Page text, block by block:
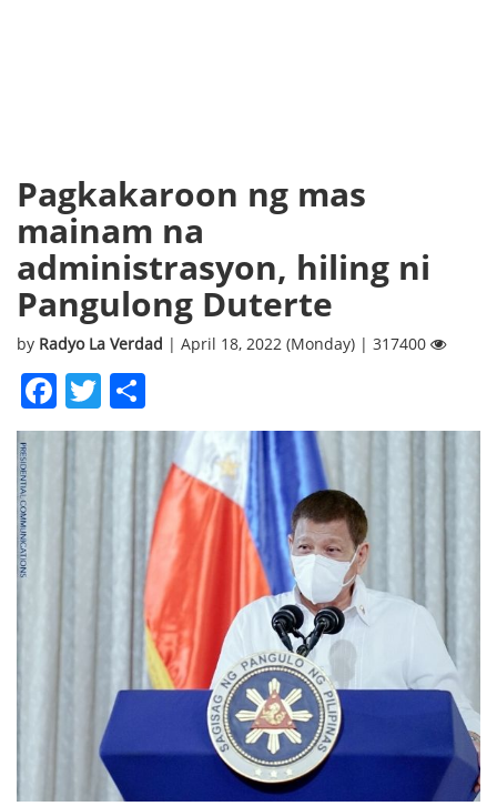
Pagkakaroon ng mas
mainam na
administrasyon, hiling ni
Pangulong Duterte
by Radyo La Verdad | April 18, 2022 (Monday) | 317400
Facebook
Twitter